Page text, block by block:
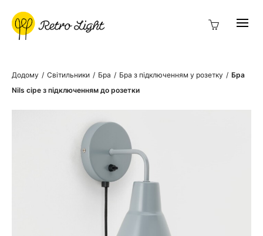
Додому / Світильники / Бра / Бра з підключенням у розетку / Бра
Nils сіре з підключенням до розетки